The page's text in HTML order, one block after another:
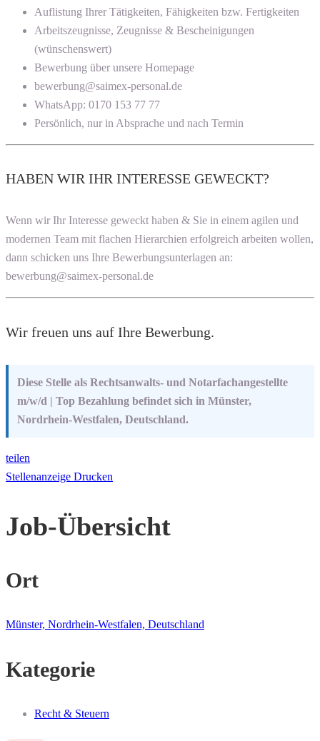
Auflistung Ihrer Tätigkeiten, Fähigkeiten bzw. Fertigkeiten
Arbeitszeugnisse, Zeugnisse & Bescheinigungen
(wünschenswert)
Bewerbung über unsere Homepage
bewerbung@saimex-personal.de
WhatsApp: 0170 153 77 77
Persönlich, nur in Absprache und nach Termin
HABEN WIR IHR INTERESSE GEWECKT?
Wenn wir Ihr Interesse geweckt haben & Sie in einem agilen und
modernen Team mit flachen Hierarchien erfolgreich arbeiten wollen,
dann schicken uns Ihre Bewerbungsunterlagen an:
bewerbung@saimex-personal.de
Wir freuen uns auf Ihre Bewerbung.
Diese Stelle als Rechtsanwalts- und Notarfachangestellte
m/w/d | Top Bezahlung befindet sich in Münster,
Nordrhein-Westfalen, Deutschland.
teilen
Stellenanzeige Drucken
Job-Übersicht
Ort
Münster, Nordrhein-Westfalen, Deutschland
Kategorie
Recht & Steuern